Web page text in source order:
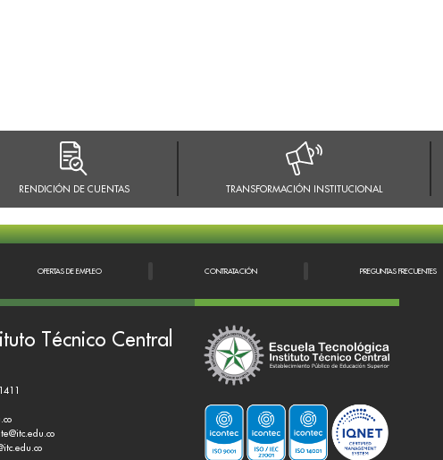
RENDICIÓN DE CUENTAS TRANSFORMACIÓN INSTITUCIONAL
OFERTAS DE EMPLEO CONTRATACIÓN PREGUNTAS FRECUENTES
Técnico Central